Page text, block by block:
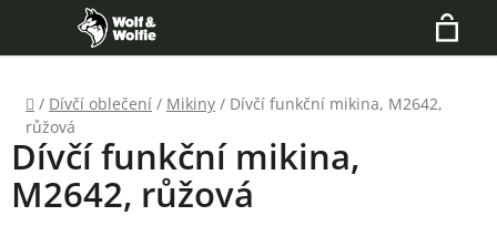
obsah
Hledat
Domů
/ Dívčí oblečení / Mikiny / Dívčí funkční mikina, M2642,
růžová
Dívčí funkční mikina,
M2642, růžová